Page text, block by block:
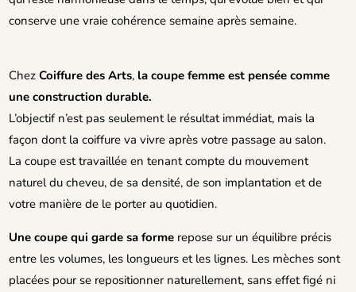
conserve une vraie cohérence semaine après semaine.
ChezCoiffure des Arts, la coupe femme est pensée comme
une construction durable.
L’objectif n’est pas seulement le résultat immédiat, mais la
façon dont la coiffure va vivre après votre passage au salon.
La coupe est travaillée en tenant compte du mouvement
naturel du cheveu, de sa densité, de son implantation et de
votre manière de le porter au quotidien.
Une coupe qui garde sa forme repose sur un équilibre précis
entre les volumes, les longueurs et les lignes. Les mèches sont
placées pour se repositionner naturellement, sans effet figé ni